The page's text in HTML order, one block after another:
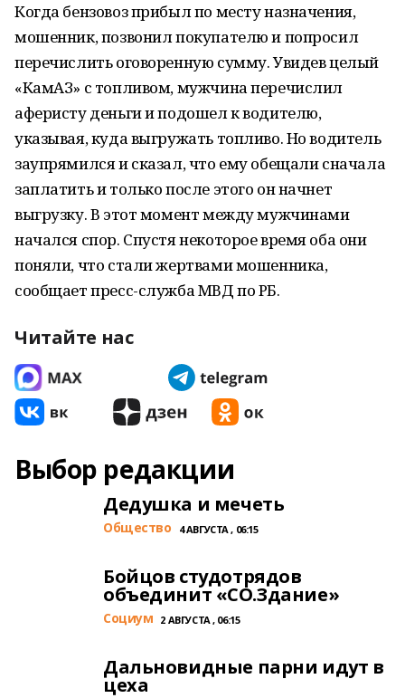
Когда бензовоз прибыл по месту назначения,
мошенник, позвонил покупателю и попросил
перечислить оговоренную сумму. Увидев целый
«КамАЗ» с топливом, мужчина перечислил
аферисту деньги и подошел к водителю,
указывая, куда выгружать топливо. Но водитель
заупрямился и сказал, что ему обещали сначала
заплатить и только после этого он начнет
выгрузку. В этот момент между мужчинами
начался спор. Спустя некоторое время оба они
поняли, что стали жертвами мошенника,
сообщает пресс-служба МВД по РБ.
Читайте нас
Выбор редакции
Дедушка и мечеть
Общество 4 АВГУСТА , 06:15
Бойцов студотрядов
объединит «СО.Здание»
Cоциум 2 АВГУСТА , 06:15
Дальновидные парни идут в
цеха